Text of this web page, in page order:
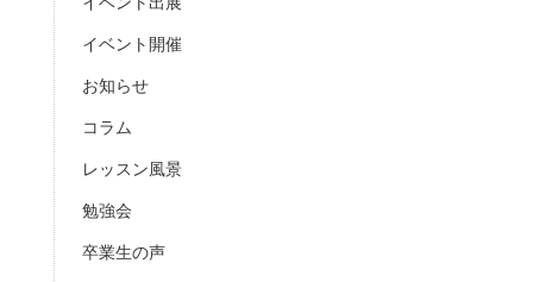
イベント開催
お知らせ
コラム
レッスン風景
勉強会
卒業生の声